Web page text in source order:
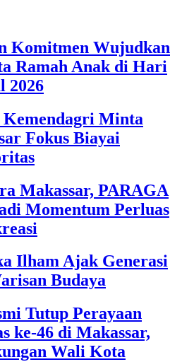
Komitmen Wujudkan
Ramah Anak di Hari
2026
Minta
Fokus Biayai
Makassar, PARAGA
Momentum Perluas
Ilham Ajak Generasi
Budaya
Tutup Perayaan
ke-46 di Makassar,
Wali Kota